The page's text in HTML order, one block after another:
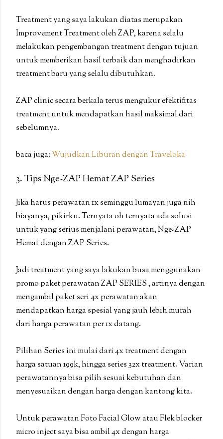
Treatment yang saya lakukan diatas merupakan
Improvement Treatment oleh ZAP, karena selalu
melakukan pengembangan treatment dengan tujuan
untuk memberikan hasil terbaik dan menghadirkan
treatment baru yang selalu dibutuhkan.
ZAP clinic secara berkala terus mengukur efektifitas
treatment untuk mendapatkan hasil maksimal dari
sebelumnya.
baca juga:Wujudkan Liburan dengan Traveloka
3. Tips Nge-ZAP Hemat ZAP Series
Jika harus perawatan 1x seminggu lumayan juga nih
biayanya, pikirku. Ternyata oh ternyata ada solusi
untuk yang serius menjalani perawatan, Nge-ZAP
Hemat dengan ZAP Series.
Jadi treatment yang saya lakukan busa menggunakan
promo paket perawatan ZAP SERIES , artinya dengan
mengambil paket seri 4x perawatan akan
mendapatkan harga spesial yang jauh lebih murah
dari harga perawatan per 1x datang.
Pilihan Series ini mulai dari 4x treatment dengan
harga satuan 199k, hingga series 32x treatment. Varian
perawatannya bisa pilih sesuai kebutuhan dan
menyesuaikan dengan harga dengan kantong kita.
Untuk perawatan Foto Facial Glow atau Flek blocker
micro inject saya bisa ambil 4x dengan harga